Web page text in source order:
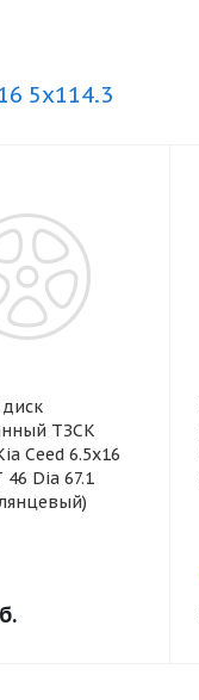
5x114.3
ТЗСК
Ceed 6.5x16
46 Dia 67.1